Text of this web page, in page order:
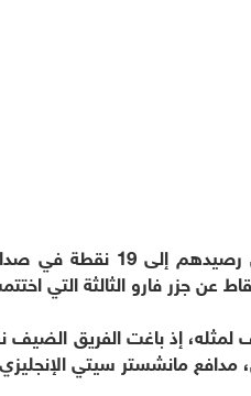
مانشستر سيتي الإنجليزي،